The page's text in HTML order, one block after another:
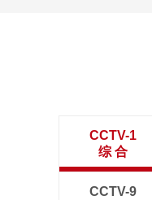
CCTV-1
综 合
CCTV-9